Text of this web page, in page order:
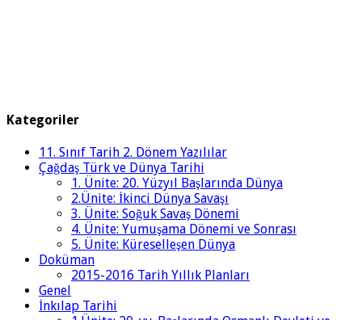
Kategoriler
11. Sınıf Tarih 2. Dönem Yazılılar
Çağdaş Türk ve Dünya Tarihi
1. Ünite: 20. Yüzyıl Başlarında Dünya
2.Ünite: İkinci Dünya Savaşı
3. Ünite: Soğuk Savaş Dönemi
4. Ünite: Yumuşama Dönemi ve Sonrası
5. Ünite: Küreselleşen Dünya
Doküman
2015-2016 Tarih Yıllık Planları
Genel
İnkılap Tarihi